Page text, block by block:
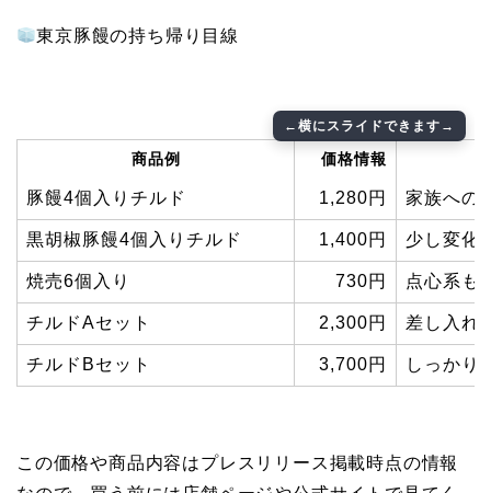
東京豚饅の持ち帰り目線
商品例 価格情報
豚饅4個入りチルド 1,280円 家族への
黒胡椒豚饅4個入りチルド 1,400円 少し変化
焼売6個入り 730円 点心系も
チルドAセット 2,300円 差し入れ
チルドBセット 3,700円 しっかり
この価格や商品内容はプレスリリース掲載時点の情報